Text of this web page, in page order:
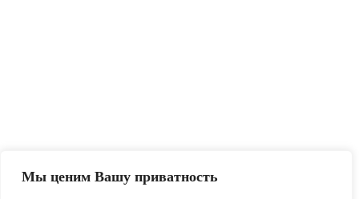
Мы ценим Вашу приватность